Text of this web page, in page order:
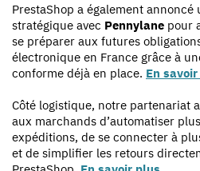
PrestaShop a également
stratégique avec Pennylane pour
se préparer aux futures
électronique en France grâce à
conforme déjà en place. En
Côté logistique, notre partenariat
aux marchands d’automatiser
expéditions, de se connecter à
et de simplifier les retours